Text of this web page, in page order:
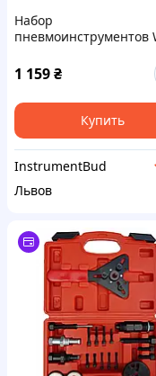
Набор
пневмоинструментов
KIT-5G Gravity, 5
покрасочный
мм, бачок 600 мл,
для компрессора
1 159₴
Купить
InstrumentBud
Львов